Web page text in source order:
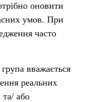
оновити
умов. При
часто
вважається
реальних
або